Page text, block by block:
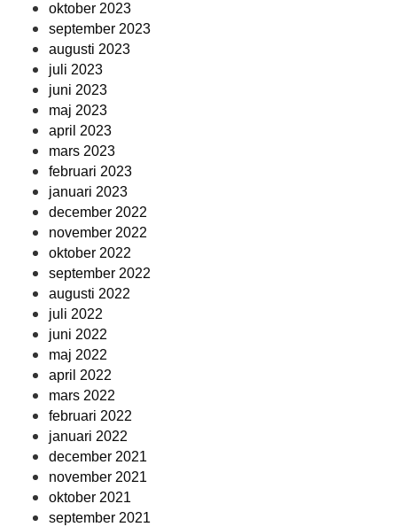
oktober 2023
september 2023
augusti 2023
juli 2023
juni 2023
maj 2023
april 2023
mars 2023
februari 2023
januari 2023
december 2022
november 2022
oktober 2022
september 2022
augusti 2022
juli 2022
juni 2022
maj 2022
april 2022
mars 2022
februari 2022
januari 2022
december 2021
november 2021
oktober 2021
september 2021